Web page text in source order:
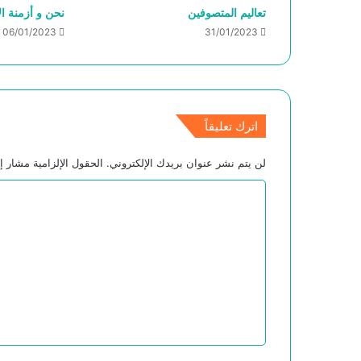
تعاليم المتصوفين
31/01/2023
نحن و أزمنة
06/01/2023
اترك تعليقاً
لن يتم نشر عنوان بريدك الإلكتروني. الحقول الإلزامية مشار